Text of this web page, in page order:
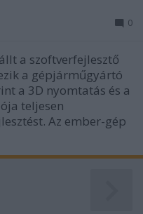
0
a szoftverfejlesztő
a gépjárműgyártó
a 3D nyomtatás és a
teljesen
Az ember-gép